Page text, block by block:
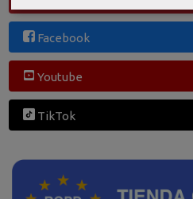
Facebook
Youtube
TikTok